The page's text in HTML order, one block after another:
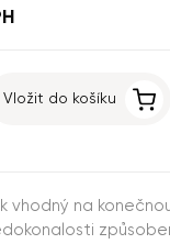
Vložit do košíku
vhodný na